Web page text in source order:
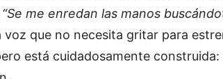
“Se me enredan las manos
voz que no necesita gritar para
está cuidadosamente